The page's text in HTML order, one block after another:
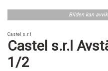
Bilden kan
Castel s.r.l
Castel s.r.l
1/2